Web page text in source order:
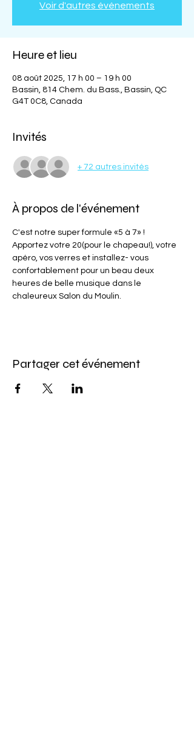
Voir d'autres événements
Heure et lieu
08 août 2025, 17 h 00 – 19 h 00
Bassin, 814 Chem. du Bass., Bassin, QC
G4T 0C8, Canada
Invités
+ 72 autres invités
À propos de l'événement
C'est notre super formule «5 à 7» !
Apportez votre 20(pour le chapeau!), votre
apéro, vos verres et installez- vous
confortablement pour un beau deux
heures de belle musique dans le
chaleureux Salon du Moulin.
Partager cet événement